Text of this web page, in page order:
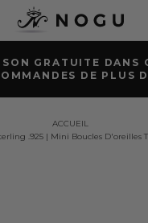
DANS
DE PLUS DE
ACCUEIL
.925 | Mini Boucles D'oreilles